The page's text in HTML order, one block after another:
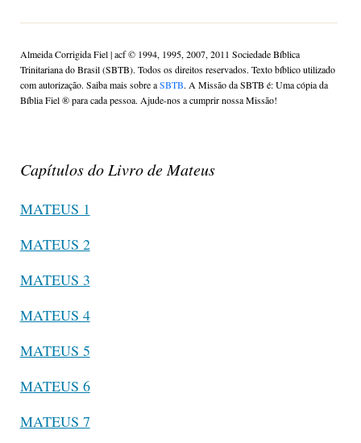
Almeida Corrigida Fiel | acf ©️ 1994, 1995, 2007, 2011 Sociedade Bíblica
Trinitariana do Brasil (SBTB). Todos os direitos reservados. Texto bíblico utilizado
com autorização. Saiba mais sobre aSBTB. A Missão da SBTB é: Uma cópia da
Bíblia Fiel ®️ para cada pessoa. Ajude-nos a cumprir nossa Missão!
Capítulos do Livro de Mateus
MATEUS 1
MATEUS 2
MATEUS 3
MATEUS 4
MATEUS 5
MATEUS 6
MATEUS 7